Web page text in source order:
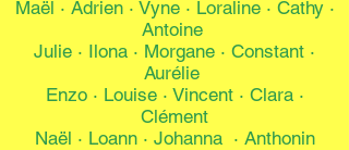
Maël · Adrien · Vyne · Loraline · Cathy ·
Antoine
Julie · Ilona · Morgane · Constant ·
Aurélie
Enzo · Louise · Vincent · Clara ·
Clément
Naël · Loann · Johanna · Anthonin